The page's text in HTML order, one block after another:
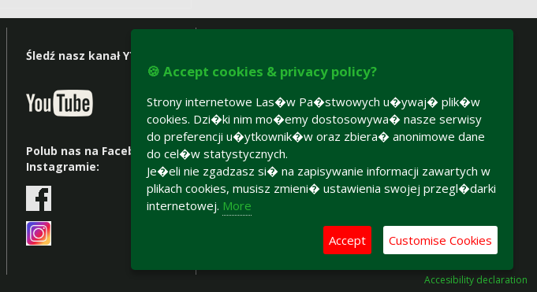
Śledź nasz kanał YT:
Polub nas na Facebooku i
Instagramie:
Accesibility declaration
🍪 Accept cookies & privacy policy?
Strony internetowe Las�w Pa�stwowych u�ywaj� plik�w
cookies. Dzi�ki nim mo�emy dostosowywa� nasze serwisy
do preferencji u�ytkownik�w oraz zbiera� anonimowe dane
do cel�w statystycznych.
Je�eli nie zgadzasz si� na zapisywanie informacji zawartych w
plikach cookies, musisz zmieni� ustawienia swojej przegl�darki
internetowej. More
Accept Customise Cookies